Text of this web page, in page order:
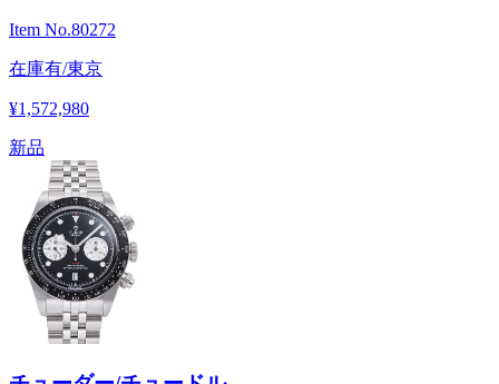
Item No.80272
在庫有/東京
¥1,572,980
新品